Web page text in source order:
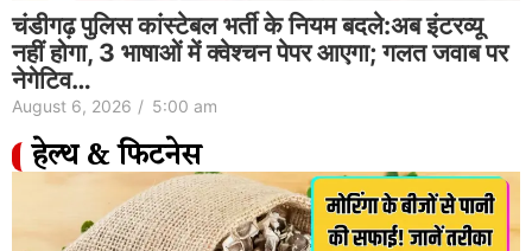
चंडीगढ़ पुलिस कांस्टेबल भर्ती के नियम बदले:अब इंटरव्यू
नहीं होगा, 3 भाषाओं में क्वेश्चन पेपर आएगा; गलत जवाब पर
नेगेटिव…
August 6, 2026 / 5:00 am
हेल्थ & फिटनेस